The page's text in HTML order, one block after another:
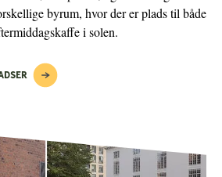
projekt, et område, et byggeri eller en
bor, står af, hænger ud, tager hen,
af, arbejder og bliver dygtigere. Og det
eller købekraft, der forener os.
byrum, hvor der er plads til både
i solen.